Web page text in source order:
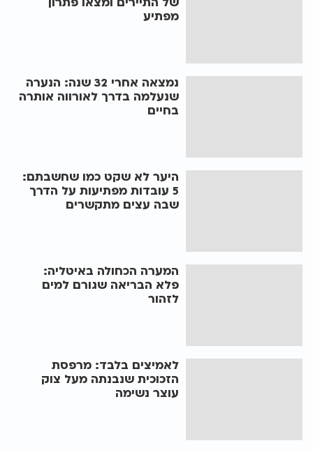
מפתיע
נמצאה אחרי 32 שנה: הנערה
שנעלמה בדרך לאורווה אותרה
בחיים
היער לא שקט כמו שחשבתם:
5 עובדות מפתיעות על הדרך
שבה עצים מתקשרים
המערה הכחולה באיטליה:
פלא הבריאה שגורם למים
לזהור
לאמיצים בלבד: מרפסת
הזכוכית שנבנתה מעל צוק
עוצר נשימה